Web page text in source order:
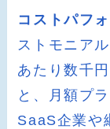
コストパフ
ストモニア
あたり数千
と、月額プ
SaaS企業や